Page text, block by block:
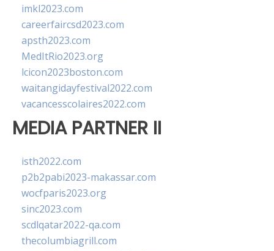
imkl2023.com
careerfaircsd2023.com
apsth2023.com
MedItRio2023.org
lcicon2023boston.com
waitangidayfestival2022.com
vacancesscolaires2022.com
MEDIA PARTNER II
isth2022.com
p2b2pabi2023-makassar.com
wocfparis2023.org
sinc2023.com
scdlqatar2022-qa.com
thecolumbiagrill.com